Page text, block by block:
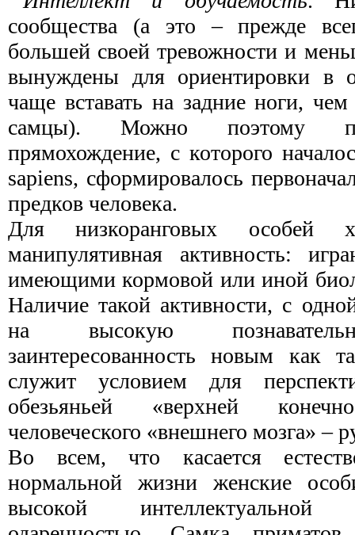
сообщества (а это – прежде
большей своей тревожности и
вынуждены для ориентировки в
чаще вставать на задние ноги,
самцы). Можно поэтому
прямохождение, с которого
sapiens, сформировалось
предков человека.
Для низкоранговых особей
манипулятивная активность:
имеющими кормовой или иной
Наличие такой активности, с
на высокую
заинтересованность новым как
служит условием для
обезьяньей «верхней
человеческого «внешнего мозга» –
Во всем, что касается
нормальной жизни женские
высокой